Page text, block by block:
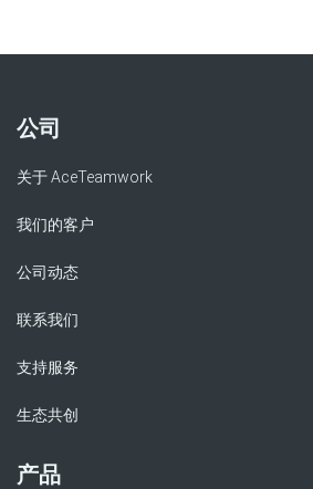
公司
关于 AceTeamwork
我们的客户
公司动态
联系我们
支持服务
生态共创
产品